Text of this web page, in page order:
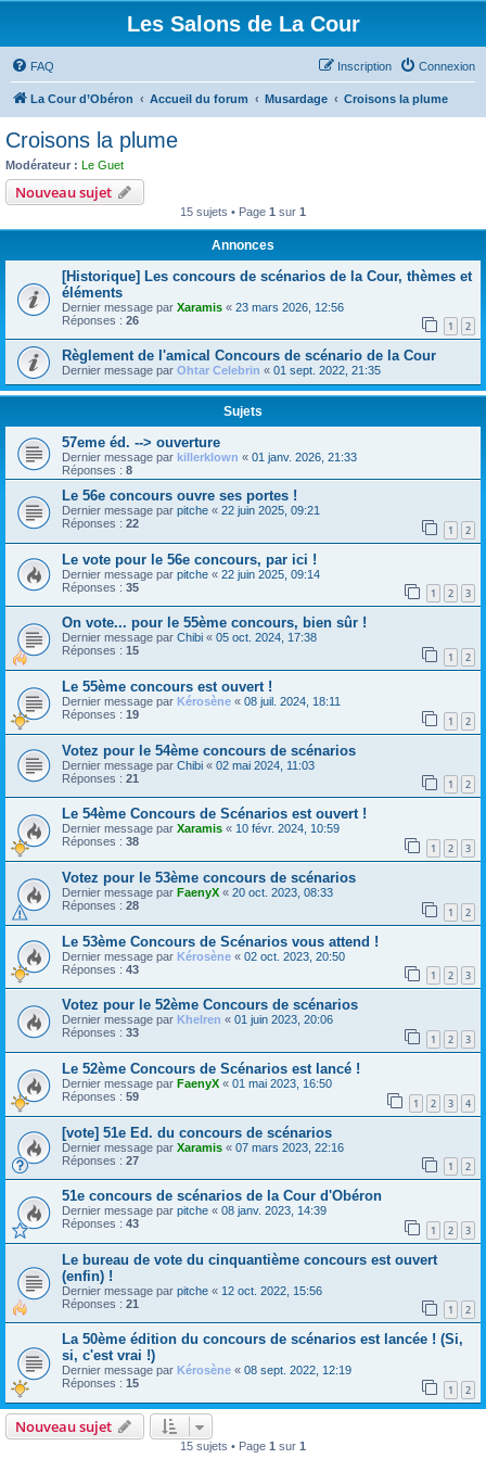
Les Salons de La Cour
FAQ Connexion
Inscription
La Cour d’Obéron Accueil du forum Musardage Croisons la plume
Croisons la plume
Modérateur : Le Guet
Nouveau sujet
15 sujets • Page 1 sur 1
Annonces
[Historique] Les concours de scénarios de la Cour, thèmes et
éléments
Dernier message par Xaramis « 23 mars 2026, 12:56
Réponses : 26 1 2
Règlement de l'amical Concours de scénario de la Cour
Dernier message par Ohtar Celebrin « 01 sept. 2022, 21:35
Sujets
57eme éd. --> ouverture
Dernier message par killerklown « 01 janv. 2026, 21:33
Réponses : 8
Le 56e concours ouvre ses portes !
Dernier message par pitche « 22 juin 2025, 09:21
Réponses : 22 1 2
Le vote pour le 56e concours, par ici !
Dernier message par pitche « 22 juin 2025, 09:14
Réponses : 35 1 2 3
On vote... pour le 55ème concours, bien sûr !
Dernier message par Chibi « 05 oct. 2024, 17:38
Réponses : 15 1 2
Le 55ème concours est ouvert !
Dernier message par Kérosène « 08 juil. 2024, 18:11
Réponses : 19 1 2
Votez pour le 54ème concours de scénarios
Dernier message par Chibi « 02 mai 2024, 11:03
Réponses : 21 1 2
Le 54ème Concours de Scénarios est ouvert !
Dernier message par Xaramis « 10 févr. 2024, 10:59
Réponses : 38 1 2 3
Votez pour le 53ème concours de scénarios
Dernier message par FaenyX « 20 oct. 2023, 08:33
Réponses : 28 1 2
Le 53ème Concours de Scénarios vous attend !
Dernier message par Kérosène « 02 oct. 2023, 20:50
Réponses : 43 1 2 3
Votez pour le 52ème Concours de scénarios
Dernier message par Khelren « 01 juin 2023, 20:06
Réponses : 33 1 2 3
Le 52ème Concours de Scénarios est lancé !
Dernier message par FaenyX « 01 mai 2023, 16:50
Réponses : 59 1 2 3 4
[vote] 51e Ed. du concours de scénarios
Dernier message par Xaramis « 07 mars 2023, 22:16
Réponses : 27 1 2
51e concours de scénarios de la Cour d'Obéron
Dernier message par pitche « 08 janv. 2023, 14:39
Réponses : 43 1 2 3
Le bureau de vote du cinquantième concours est ouvert
(enfin) !
Dernier message par pitche « 12 oct. 2022, 15:56
Réponses : 21 1 2
La 50ème édition du concours de scénarios est lancée ! (Si,
si, c'est vrai !)
Dernier message par Kérosène « 08 sept. 2022, 12:19
Réponses : 15 1 2
Nouveau sujet
15 sujets • Page 1 sur 1